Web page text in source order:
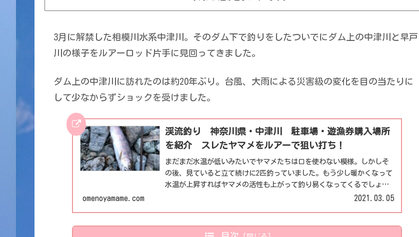
3月に解禁した相模川水系中津川。そのダム下で釣りをしたついでにダム上の中津川と早戸
川の様子をルアーロッド片手に見回ってきました。
ダム上の中津川に訪れたのは約20年ぶり。台風、大雨による災害級の変化を目の当たりに
して少なからずショックを受けました。
渓流釣り 神奈川県・中津川 駐車場・遊漁券購入場所
を紹介 スレたヤマメをルアーで狙い打ち！
まだまだ水温が低いみたいでヤマメたちは口を使わない模様。しかしそ
の後、見ていると立て続けに2匹釣っていました。もう少し暖かくなって
水温が上昇すればヤマメの活性も上がって釣り易くなってくるでしょ
う！ショートバイトやバラしが多くてキャッチする事は難しかったです
omenoyamame.com 2021.03.05